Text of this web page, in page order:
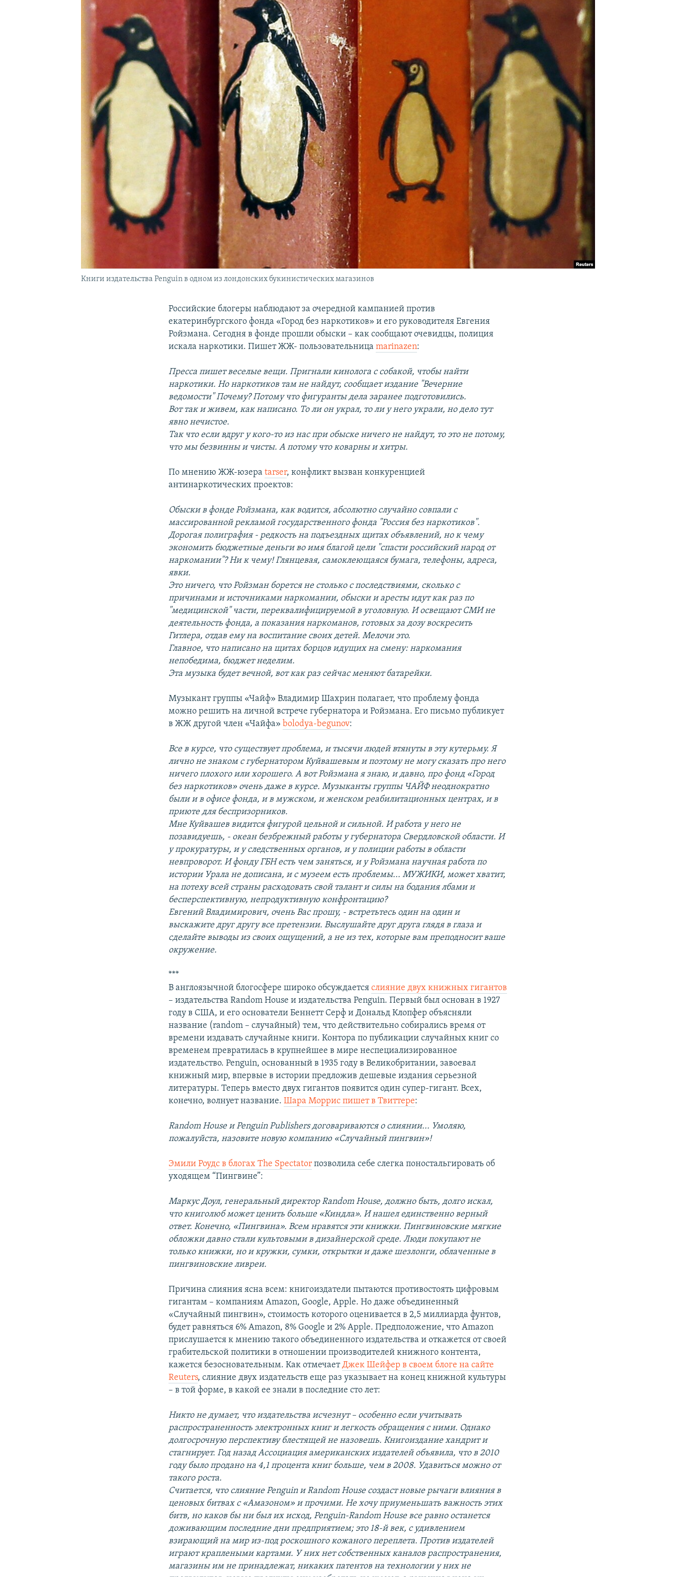
ПОДПИШИТЕСЬ НА РАССЫЛКУ
Книги издательства Penguin в одном из лондонских букинистических магазинов
Российские блогеры наблюдают за очередной кампанией против
екатеринбургского фонда «Город без наркотиков» и его руководителя Евгения
Ройзмана. Сегодня в фонде прошли обыски – как сообщают очевидцы, полиция
искала наркотики. Пишет ЖЖ- пользовательницаmarinazen:
Пресса пишет веселые вещи. Пригнали кинолога с собакой, чтобы найти
наркотики. Но наркотиков там не найдут, сообщает издание "Вечерние
ведомости" Почему? Потому что фигуранты дела заранее подготовились.
Вот так и живем, как написано. То ли он украл, то ли у него украли, но дело тут
явно нечистое.
Так что если вдруг у кого-то из нас при обыске ничего не найдут, то это не потому,
что мы безвинны и чисты. А потому что коварны и хитры.
По мнению ЖЖ-юзераtarser, конфликт вызван конкуренцией
антинаркотических проектов:
Обыски в фонде Ройзмана, как водится, абсолютно случайно совпали с
массированной рекламой государственного фонда "Россия без наркотиков".
Дорогая полиграфия - редкость на подъездных щитах объявлений, но к чему
экономить бюджетные деньги во имя благой цели "спасти российский народ от
наркомании"? Ни к чему! Глянцевая, самоклеющаяся бумага, телефоны, адреса,
явки.
Это ничего, что Ройзман борется не столько с последствиями, сколько с
причинами и источниками наркомании, обыски и аресты идут как раз по
"медицинской" части, переквалифицируемой в уголовную. И освещают СМИ не
деятельность фонда, а показания наркоманов, готовых за дозу воскресить
Гитлера, отдав ему на воспитание своих детей. Мелочи это.
Главное, что написано на щитах борцов идущих на смену: наркомания
непобедима, бюджет неделим.
Эта музыка будет вечной, вот как раз сейчас меняют батарейки.
Музыкант группы «Чайф» Владимир Шахрин полагает, что проблему фонда
можно решить на личной встрече губернатора и Ройзмана. Его письмо публикует
в ЖЖ другой член «Чайфа» bolodya-begunov:
Все в курсе, что существует проблема, и тысячи людей втянуты в эту кутерьму. Я
лично не знаком с губернатором Куйвашевым и поэтому не могу сказать про него
ничего плохого или хорошего. А вот Ройзмана я знаю, и давно, про фонд «Город
без наркотиков» очень даже в курсе. Музыканты группы ЧАЙФ неоднократно
были и в офисе фонда, и в мужском, и женском реабилитационных центрах, и в
приюте для беспризорников.
Мне Куйвашев видится фигурой цельной и сильной. И работа у него не
позавидуешь, - океан безбрежный работы у губернатора Свердловской области. И
у прокуратуры, и у следственных органов, и у полиции работы в области
невпроворот. И фонду ГБН есть чем заняться, и у Ройзмана научная работа по
истории Урала не дописана, и с музеем есть проблемы... МУЖИКИ, может хватит,
на потеху всей страны расходовать свой талант и силы на бодания лбами и
бесперспективную, непродуктивную конфронтацию?
Евгений Владимирович, очень Вас прошу, - встретьтесь один на один и
выскажите друг другу все претензии. Выслушайте друг друга глядя в глаза и
сделайте выводы из своих ощущений, а не из тех, которые вам преподносит ваше
окружение.
***
В англоязычной блогосфере широко обсуждаетсяслияние двух книжных гигантов
– издательства Random House и издательства Penguin. Первый был основан в 1927
году в США, и его основатели Беннетт Серф и Дональд Клопфер объясняли
название (random – случайный) тем, что действительно собирались время от
времени издавать случайные книги. Контора по публикации случайных книг со
временем превратилась в крупнейшее в мире неспециализированное
издательство. Penguin, основанный в 1935 году в Великобритании, завоевал
книжный мир, впервые в истории предложив дешевые издания серьезной
литературы. Теперь вместо двух гигантов появится один супер-гигант. Всех,
конечно, волнует название.Шара Моррис пишет в Твиттере:
Random House и Penguin Publishers договариваются о слиянии... Умоляю,
пожалуйста, назовите новую компанию «Случайный пингвин»!
Эмили Роудс в блогах The Spectator позволила себе слегка поностальгировать об
уходящем “Пингвине”:
Маркус Доул, генеральный директор Random House, должно быть, долго искал,
что книголюб может ценить больше «Киндла». И нашел единственно верный
ответ. Конечно, «Пингвина». Всем нравятся эти книжки. Пингвиновские мягкие
обложки давно стали культовыми в дизайнерской среде. Люди покупают не
только книжки, но и кружки, сумки, открытки и даже шезлонги, облаченные в
пингвиновские ливреи.
Причина слияния ясна всем: книгоиздатели пытаются противостоять цифровым
гигантам – компаниям Amazon, Google, Apple. Но даже объединенный
«Случайный пингвин», стоимость которого оценивается в 2,5 миллиарда фунтов,
будет равняться 6% Amazon, 8% Google и 2% Apple. Предположение, что Amazon
прислушается к мнению такого объединенного издательства и откажется от своей
грабительской политики в отношении производителей книжного контента,
кажется безосновательным. Как отмечаетДжек Шейфер в своем блоге на сайте
Reuters, слияние двух издательств еще раз указывает на конец книжной культуры
– в той форме, в какой ее знали в последние сто лет:
Никто не думает, что издательства исчезнут – особенно если учитывать
распространенность электронных книг и легкость обращения с ними. Однако
долгосрочную перспективу блестящей не назовешь. Книгоиздание хандрит и
стагнирует. Год назад Ассоциация американских издателей объявила, что в 2010
году было продано на 4,1 процента книг больше, чем в 2008. Удавиться можно от
такого роста.
Считается, что слияниеPenguinиRandom Houseсоздаст новые рычаги влияния в
ценовых битвах с «Амазоном» и прочими. Не хочу приуменьшать важность этих
битв, но каков бы ни был их исход, Penguin-Random House все равно останется
доживающим последние дни предприятием; это 18-й век, с удивлением
взирающий на мир из-под роскошного кожаного переплета. Против издателей
играют краплеными картами. У них нет собственных каналов распространения,
магазины им не принадлежат, никаких патентов на технологии у них не